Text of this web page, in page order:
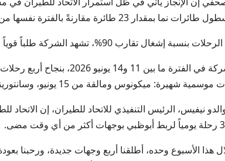
23 طائرة مقارنةً بالفترة نفسها من العام الماضي.
الشركة طلباً قوياً عبر شبكتها التي تمتد من آسيا إلى أوروبا وأمريكا الشمالية وأفريقيا والشرق الأوسط.
ودشّنت الشركة في الفترة
ومالقة من 15 يونيو، وسانتوريني من 16 يونيو، ونيس من 19 يونيو، والعلمين من 16 يوليو.
نيفيس، الرئيس التنفيذي للاتحاد للطيران، إن
هذا الأسبوع وحده، أطلقنا أربع وجهات جديدة، ورحبنا